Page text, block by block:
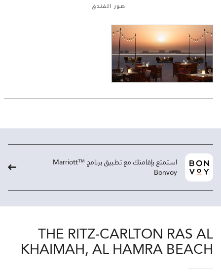
صور الفندق
استمتع بإقامتك مع تطبيق برنامج ™Marriott
Bonvoy
THE RITZ-CARLTON RAS AL
KHAIMAH, AL HAMRA BEACH